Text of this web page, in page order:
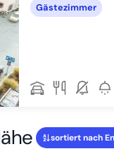
Gästezimmer
sortiert nach